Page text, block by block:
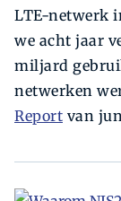
LTE-netwerk
we acht jaar
miljard
netwerken
Report van